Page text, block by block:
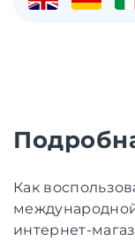
Как
интернет-